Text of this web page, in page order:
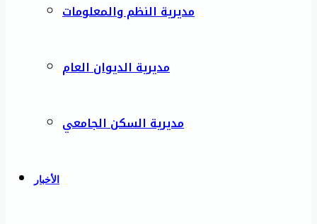
مديرية النظم والمعلومات
مديرية الديوان العام
مديرية السكن الجامعي
الأخبار